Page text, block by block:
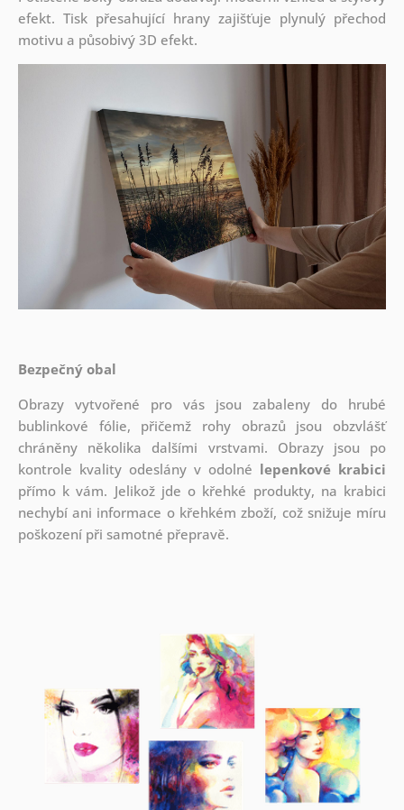
efekt. Tisk přesahující hrany zajišťuje plynulý přechod
motivu a působivý 3D efekt.
Bezpečný obal
Obrazy vytvořené pro vás jsou zabaleny do hrubé
bublinkové fólie, přičemž rohy obrazů jsou obzvlášť
chráněny několika dalšími vrstvami. Obrazy jsou po
kontrole kvality odeslány v odolné lepenkové krabici
přímo k vám. Jelikož jde o křehké produkty, na krabici
nechybí ani informace o křehkém zboží, což snižuje míru
poškození při samotné přepravě.